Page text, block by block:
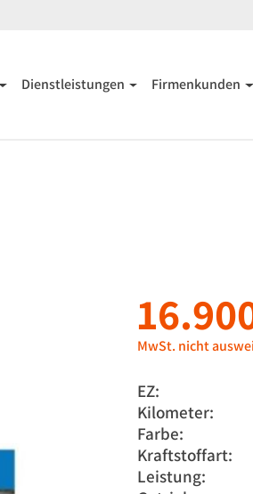
Dienstleistungen Firmenkunden
MwSt. nicht
EZ:
Kilometer:
Farbe:
Kraftstoffart:
Leistung: